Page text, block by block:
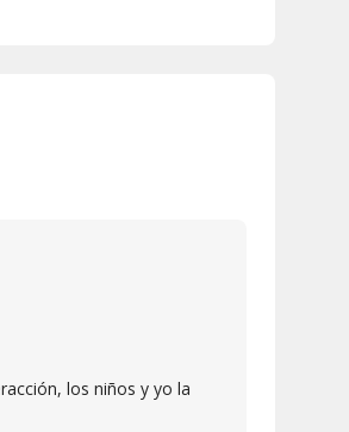
los niños y yo la